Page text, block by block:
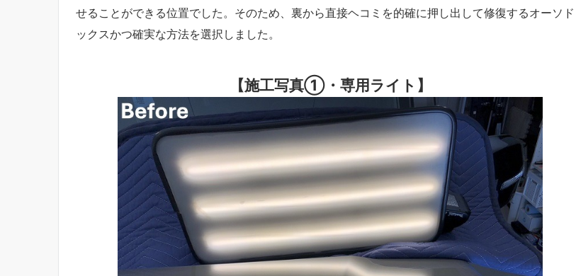
せることができる位置でした。そのため、裏から直接ヘコミを的確に押し出して修復するオーソド
ックスかつ確実な方法を選択しました。
【施工写真①・専用ライト】